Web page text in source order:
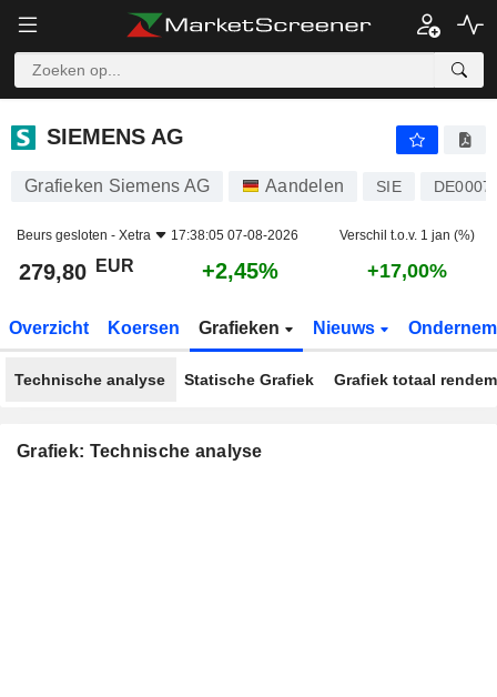
SIEMENS AG
SIEMENS AG
Grafieken Siemens AG Aandelen SIE
Beurs gesloten - Xetra 17:38:05 07-08-2026 Verschil t.o.v. 1 jan (%)
279,80 EUR +2,45% +17,00%
Overzicht Koersen Grafieken Nieuws
Technische analyse Statische Grafiek Grafiek totaal
Grafiek: Technische analyse